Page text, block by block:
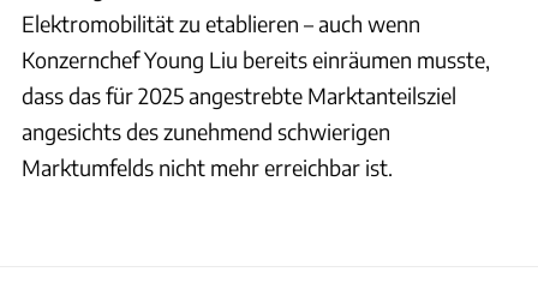
Elektromobilität zu etablieren – auch wenn
Konzernchef Young Liu bereits einräumen musste,
dass das für 2025 angestrebte Marktanteilsziel
angesichts des zunehmend schwierigen
Marktumfelds nicht mehr erreichbar ist.